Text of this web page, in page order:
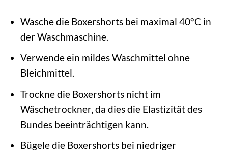
Wasche die Boxershorts bei maximal 40°C in
der Waschmaschine.
Verwende ein mildes Waschmittel ohne
Bleichmittel.
Trockne die Boxershorts nicht im
Wäschetrockner, da dies die Elastizität des
Bundes beeinträchtigen kann.
Bügele die Boxershorts bei niedriger